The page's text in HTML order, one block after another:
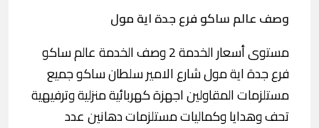
وصف عالم ساكو فرع جدة اية مول
مستوى أسعار الخدمة 2 وصف الخدمة عالم ساكو
فرع جدة اية مول شارع الامير سلطان ساكو جميع
مستلزمات المقاولين اجهزة كهربائية منزلية وترفيهية
تحف وهدايا وكماليات مستلزمات دهانين عدد